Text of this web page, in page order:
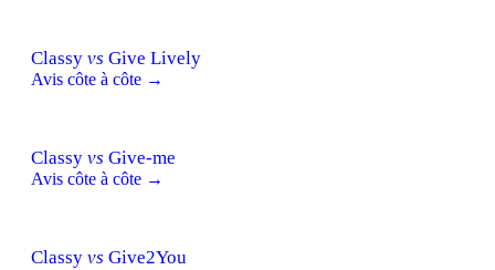
Classy vs Give Lively
Avis côte à côte →
Classy vs Give-me
Avis côte à côte →
Classy vs Give2You